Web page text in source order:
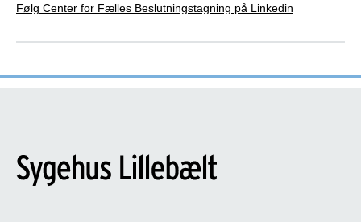
Følg Center for Fælles Beslutningstagning på Linkedin